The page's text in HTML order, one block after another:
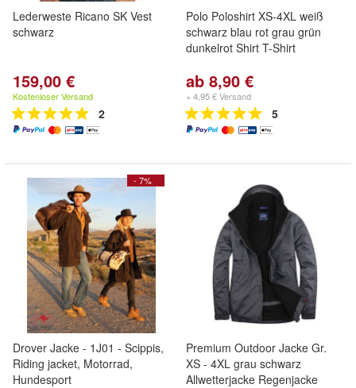
Lederweste Ricano SK Vest
schwarz
159,00 €
Kostenloser Versand
2
Polo Poloshirt XS-4XL weiß
schwarz blau rot grau grün
dunkelrot Shirt T-Shirt
ab 8,90 €
+ 4,95 € Versand
5
- 7%
Drover Jacke - 1J01 - Scippis,
Riding jacket, Motorrad,
Hundesport
Premium Outdoor Jacke Gr.
XS - 4XL grau schwarz
Allwetterjacke Regenjacke